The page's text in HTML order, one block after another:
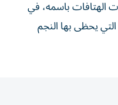
الهتافات باسمه، في
يحظى بها النجم